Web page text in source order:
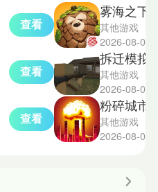
查看
查看
查看
其他游戏
2026-08-05
其他游戏
2026-08-05
其他游戏
2026-08-05